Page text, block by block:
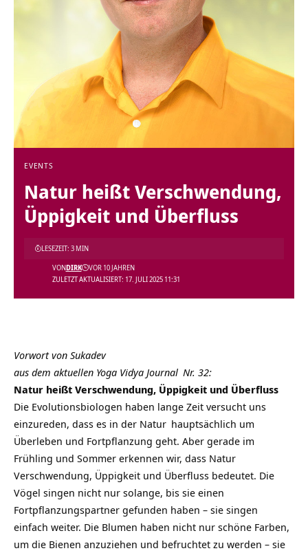
EVENTS
Natur heißt Verschwendung,
Üppigkeit und Überfluss
ZULETZT AKTUALISIERT: 17. JULI 2025 11:31
VONDIRK VOR 10 JAHREN
LESEZEIT: 3 MIN
Vorwort von Sukadev
aus dem aktuellen Yoga Vidya Journal Nr. 32:
Natur heißt Verschwendung, Üppigkeit und Überfluss
Die Evolutionsbiologen haben lange Zeit versucht uns
einzureden, dass es in der Natur hauptsächlich um
Überleben und Fortpflanzung geht. Aber gerade im
Frühling und Sommer erkennen wir, dass Natur
Verschwendung, Üppigkeit und Überfluss bedeutet. Die
Vögel singen nicht nur solange, bis sie einen
Fortpflanzungspartner gefunden haben – sie singen
einfach weiter. Die Blumen haben nicht nur schöne Farben,
um die Bienen anzuziehen und befruchtet zu werden – sie